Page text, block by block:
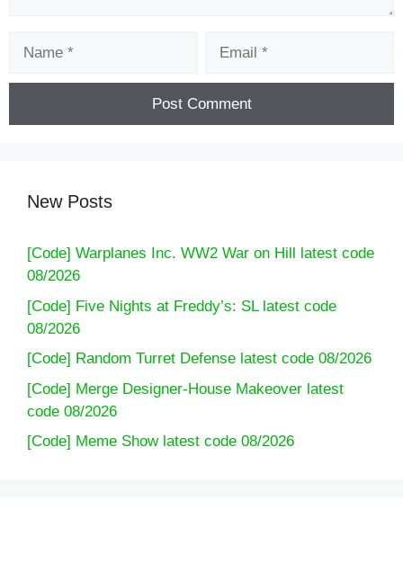
4. Triệu Hội Thấn Tống [R->UR]: Xêp triểc hay –
New Posts
[Code] Warplanes Inc. WW2 War on Hill latest code
08/2026
[Code] Five Nights at Freddy’s: SL latest code
08/2026
[Code] Random Turret Defense latest code 08/2026
[Code] Merge Designer-House Makeover latest
code 08/2026
[Code] Meme Show latest code 08/2026